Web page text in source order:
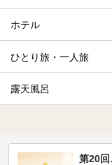
ホテル
ひとり旅・一人旅
露天風呂
第20